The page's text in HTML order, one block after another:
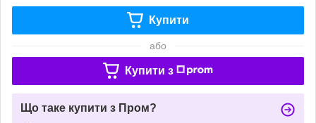
Купити
або
Купити з
Що таке купити з Пром?